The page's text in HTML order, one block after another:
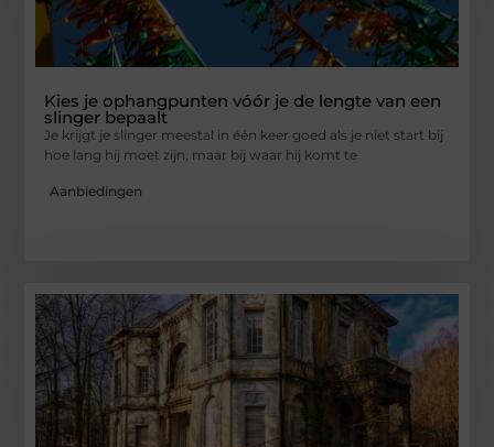
Kies je ophangpunten vóór je de lengte van een
slinger bepaalt
Je krijgt je slinger meestal in één keer goed als je niet start bij
hoe lang hij moet zijn, maar bij waar hij komt te
Aanbiedingen